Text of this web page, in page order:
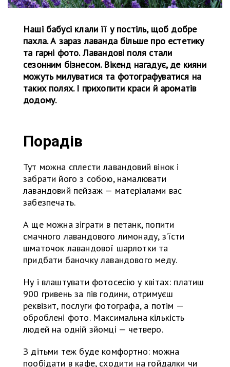
Наші бабусі клали її у постіль, щоб добре
пахла. А зараз лаванда більше про естетику
та гарні фото. Лавандові поля стали
сезонним бізнесом. Вікенд нагадує, де кияни
можуть милуватися та фотографуватися на
таких полях. І прихопити краси й ароматів
додому.
Порадів
Тут можна сплести лавандовий вінок і
забрати його з собою, намалювати
лавандовий пейзаж — матеріалами вас
забезпечать.
А ще можна зіграти в петанк, попити
смачного лавандового лимонаду, з’їсти
шматочок лавандової шарлотки та
придбати баночку лавандового меду.
Ну і влаштувати фотосесію у квітах: платиш
900 гривень за пів години, отримуєш
реквізит, послуги фотографа, а потім —
оброблені фото. Максимальна кількість
людей на одній зйомці — четверо.
З дітьми теж буде комфортно: можна
пообідати в кафе, сходити на гойдалки чи